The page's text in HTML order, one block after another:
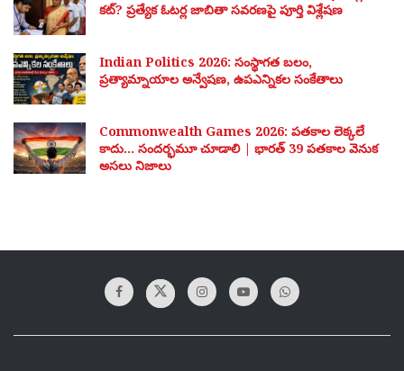
కట్? ప్రత్యేక ఓటర్ల జాబితా సవరణపై పూర్తి విశ్లేషణ
Indian Politics 2026: సంస్థాగత బలం,
ప్రత్యామ్నాయాల అన్వేషణ, ఉపఎన్నికల సంకేతాలు
Commonwealth Games 2026: పతకాల లెక్కలే
కాదు… సందర్భమూ చూడాలి | భారత్ 39 పతకాల వెనుక
అసలు నిజాలు